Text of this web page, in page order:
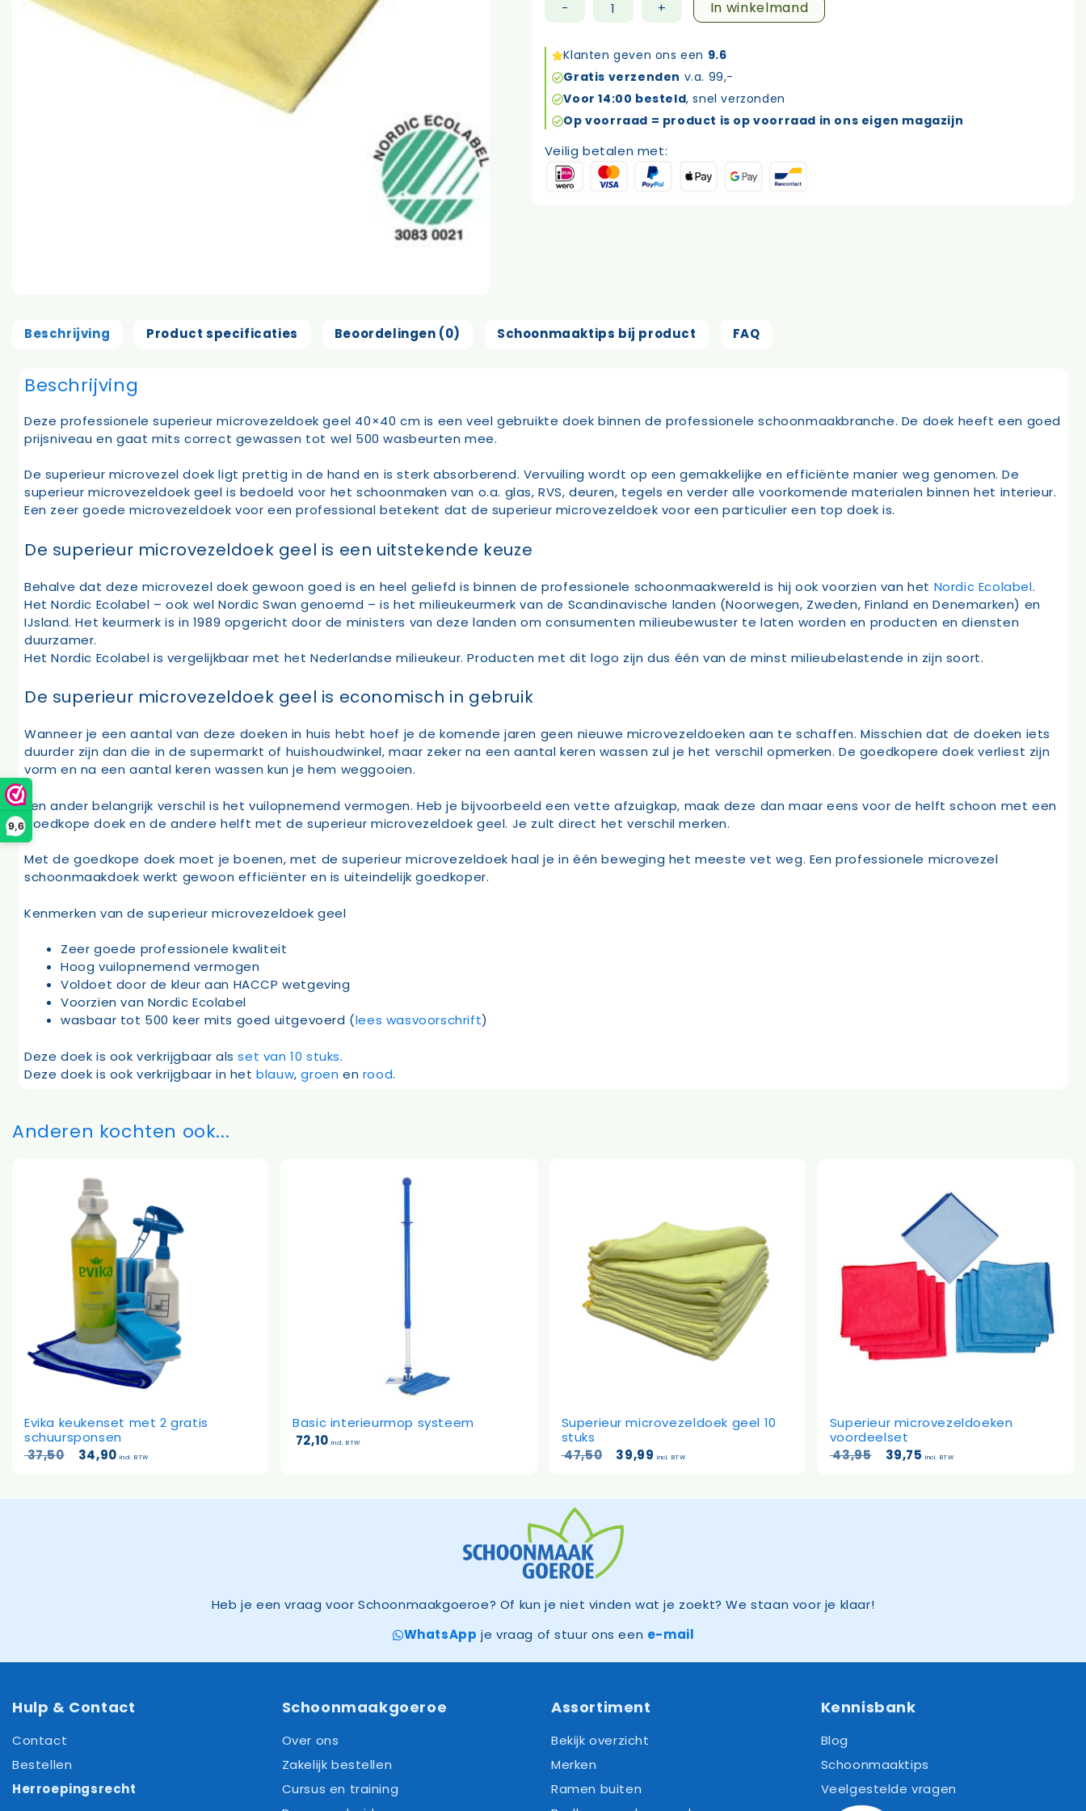
9,6
-
geel
aantal
+ In winkelmand
Klanten geven ons een 9.6
Gratis verzenden v.a. 99,-
Voor 14:00 besteld, snel verzonden
Op voorraad = product is op voorraad in ons eigen magazijn
Veilig betalen met:
Beschrijving Product specificaties Beoordelingen (0) Schoonmaaktips bij product FAQ
Beschrijving
Deze professionele superieur microvezeldoek geel 40×40 cm is een veel gebruikte doek binnen de professionele schoonmaakbranche. De doek heeft een goed
prijsniveau en gaat mits correct gewassen tot wel 500 wasbeurten mee.
De superieur microvezel doek ligt prettig in de hand en is sterk absorberend. Vervuiling wordt op een gemakkelijke en efficiënte manier weg genomen. De
superieur microvezeldoek geel is bedoeld voor het schoonmaken van o.a. glas, RVS, deuren, tegels en verder alle voorkomende materialen binnen het interieur.
Een zeer goede microvezeldoek voor een professional betekent dat de superieur microvezeldoek voor een particulier een top doek is.
De superieur microvezeldoek geel is een uitstekende keuze
Behalve dat deze microvezel doek gewoon goed is en heel geliefd is binnen de professionele schoonmaakwereld is hij ook voorzien van het Nordic Ecolabel.
Het Nordic Ecolabel – ook wel Nordic Swan genoemd – is het milieukeurmerk van de Scandinavische landen (Noorwegen, Zweden, Finland en Denemarken) en
IJsland. Het keurmerk is in 1989 opgericht door de ministers van deze landen om consumenten milieubewuster te laten worden en producten en diensten
duurzamer.
Het Nordic Ecolabel is vergelijkbaar met het Nederlandse milieukeur. Producten met dit logo zijn dus één van de minst milieubelastende in zijn soort.
De superieur microvezeldoek geel is economisch in gebruik
Wanneer je een aantal van deze doeken in huis hebt hoef je de komende jaren geen nieuwe microvezeldoeken aan te schaffen. Misschien dat de doeken iets
duurder zijn dan die in de supermarkt of huishoudwinkel, maar zeker na een aantal keren wassen zul je het verschil opmerken. De goedkopere doek verliest zijn
vorm en na een aantal keren wassen kun je hem weggooien.
Een ander belangrijk verschil is het vuilopnemend vermogen. Heb je bijvoorbeeld een vette afzuigkap, maak deze dan maar eens voor de helft schoon met een
goedkope doek en de andere helft met de superieur microvezeldoek geel. Je zult direct het verschil merken.
Met de goedkope doek moet je boenen, met de superieur microvezeldoek haal je in één beweging het meeste vet weg. Een professionele microvezel
schoonmaakdoek werkt gewoon efficiënter en is uiteindelijk goedkoper.
Kenmerken van de superieur microvezeldoek geel
Zeer goede professionele kwaliteit
Hoog vuilopnemend vermogen
Voldoet door de kleur aan HACCP wetgeving
Voorzien van Nordic Ecolabel
wasbaar tot 500 keer mits goed uitgevoerd (lees wasvoorschrift)
Deze doek is ook verkrijgbaar als set van 10 stuks.
Deze doek is ook verkrijgbaar in hetblauw,groen en rood.
Anderen kochten ook...
Evika keukenset met 2 gratis
schuursponsen
37,50
Oorspronkelijke
34,90Huidige
incl. BTW
Basic interieurmop systeem
72,10 incl. BTW
Superieur microvezeldoek geel 10
stuks
47,50
Oorspronkelijke
39,99 Huidige
incl. BTW
Superieur microvezeldoeken
voordeelset
43,95
Oorspronkelijke
39,75 Huidige
incl. BTW
Heb je een vraag voor Schoonmaakgoeroe? Of kun je niet vinden wat je zoekt? We staan voor je klaar!
WhatsApp je vraag of stuur ons een e-mail
Hulp & Contact
Contact
Bestellen
Herroepingsrecht
Schoonmaakgoeroe
Over ons
Zakelijk bestellen
Cursus en training
Assortiment
Bekijk overzicht
Merken
Ramen buiten
Kennisbank
Blog
Schoonmaaktips
Veelgestelde vragen